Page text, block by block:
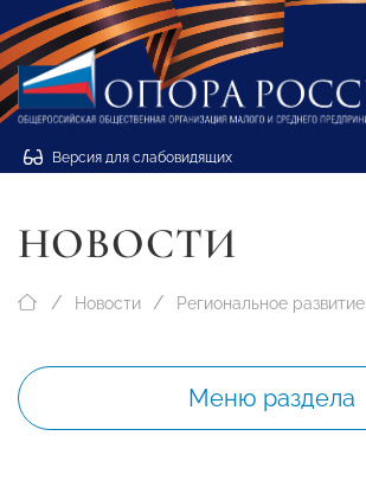
Версия для слабовидящих
НОВОСТИ
Новости Региональное развитие
Меню раздела